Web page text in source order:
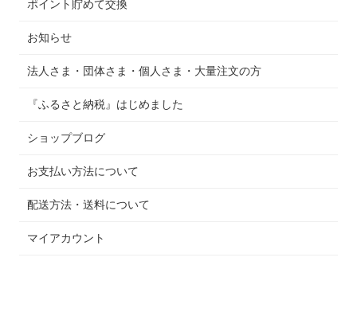
ポイント貯めて交換
お知らせ
法人さま・団体さま・個人さま・大量注文の方
『ふるさと納税』はじめました
ショップブログ
お支払い方法について
配送方法・送料について
マイアカウント